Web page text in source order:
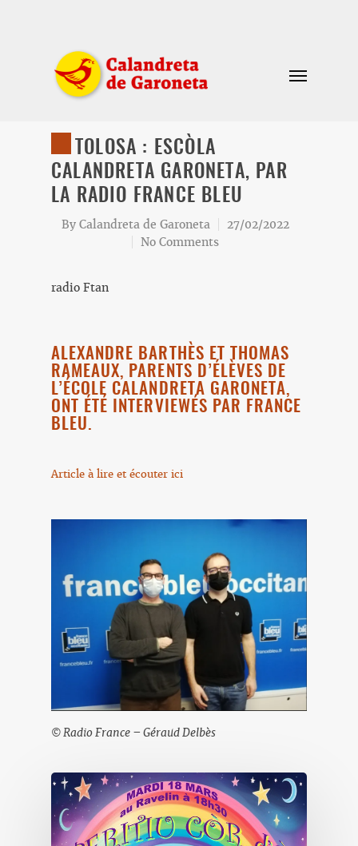
TOLOSA : ESCÒLA
CALANDRETA GARONETA, PAR
LA RADIO FRANCE BLEU
By Calandreta de Garoneta
27/02/2022
No Comments
radio Ftan
ALEXANDRE BARTHÈS ET THOMAS
RAMEAUX, PARENTS D’ÉLÈVES DE
L’ÉCOLE CALANDRETA GARONETA,
ONT ÉTÉ INTERVIEWÉS PAR FRANCE
BLEU.
Article à lire et écouter ici
© Radio France – Géraud Delbès